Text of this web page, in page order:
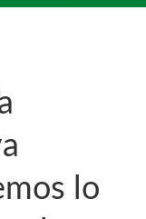
lo